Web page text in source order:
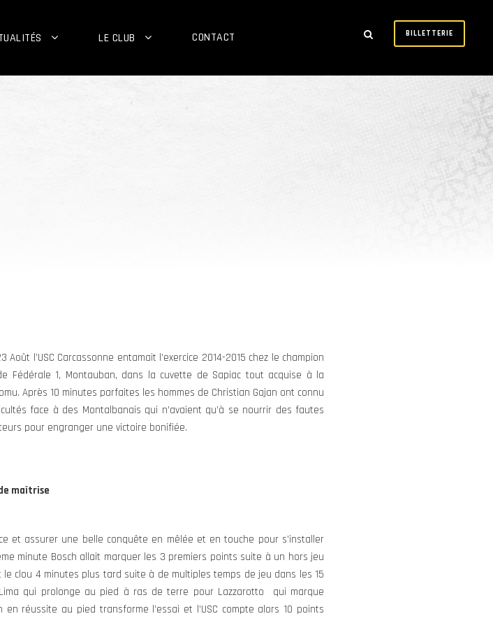
LE CLUB CONTACT BILLETTERIE
Août l’USC Carcassonne entamait l’exercice 2014-2015 chez le champion
Fédérale 1, Montauban, dans la cuvette de Sapiac tout acquise à la
Après 10 minutes parfaites les hommes de Christian Gajan ont connu
face à des Montalbanais qui n’avaient qu’à se nourrir des fautes
pour engranger une victoire bonifiée.
maîtrise
et assurer une belle conquête en mêlée et en touche pour s’installer
minute Bosch allait marquer les 3 premiers points suite à un hors jeu
clou 4 minutes plus tard suite à de multiples temps de jeu dans les 15
qui prolonge au pied à ras de terre pour Lazzarotto qui marque
réussite au pied transforme l’essai et l’USC compte alors 10 points